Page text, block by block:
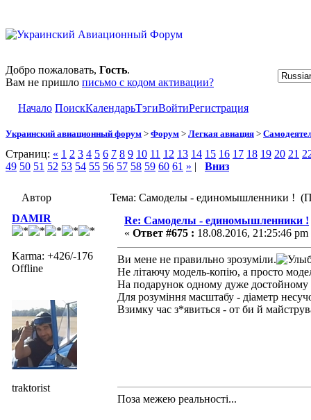
Добро пожаловать, Гость.
Вам не пришло письмо с кодом активации?
Начало ПоискКалендарьТэгиВойтиРегистрация
Украинский авиационный форум > Форум > Легкая авиация >
Страниц: « 1 2 3 4 5 6 7 8 9 10 11 12 13 14 15 16 17 18 19 20 21
49 50 51 52 53 54 55 56 57 58 59 60 61 » | Вниз
Автор
Тема: Самоделы - единомышленники !
DAMIR
Karma: +426/-176
Offline
traktorist
Re: Самоделы - единомышленники !
« Ответ #675 : 18.08.2016, 21:25:46 pm
Ви мене не правильно зрозуміли.
Не літаючу модель-копію, а просто
На подарунок одному дуже достойному
Для розуміння масштабу - діаметр
Взимку час з*явиться - от би й
Поза межею реальностi...